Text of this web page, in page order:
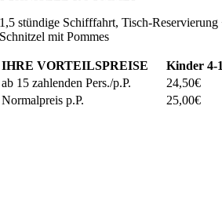
1,5 stündige Schifffahrt, Tisch-Reservierung
Schnitzel mit Pommes
IHRE VORTEILSPREISE Kinder4-
ab 15 zahlenden Pers./p.P.
24,50€
Normalpreis p.P.
25,00€